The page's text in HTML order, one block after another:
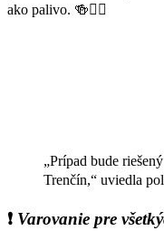
ako palivo. 🍻🚴‍♂️
„Prípad bude
Trenčín,“ uviedla
❗ Varovanie pre